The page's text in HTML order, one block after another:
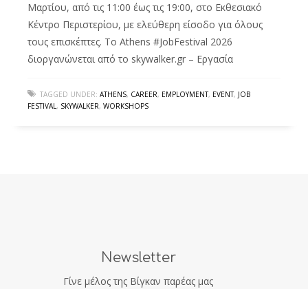
Μαρτίου, από τις 11:00 έως τις 19:00, στο Εκθεσιακό
Κέντρο Περιστερίου, με ελεύθερη είσοδο για όλους
τους επισκέπτες. Το Athens #JobFestival 2026
διοργανώνεται από το skywalker.gr – Εργασία
TAGGED UNDER: ATHENS, CAREER, EMPLOYMENT, EVENT, JOB
FESTIVAL, SKYWALKER, WORKSHOPS
Newsletter
Γίνε μέλος της Βίγκαν παρέας μας